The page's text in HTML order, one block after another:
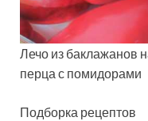
Лечо из баклажанов
перца с помидорами
Подборка рецептов